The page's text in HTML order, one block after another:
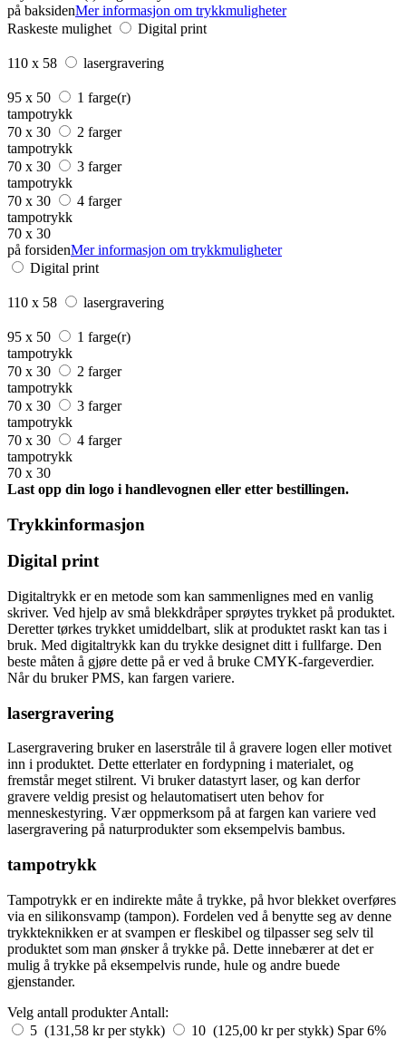
på baksidenMer informasjon om trykkmuligheter
Raskeste mulighet
Digital print
110 x 58 lasergravering
95 x 50
1 farge(r)
tampotrykk
70 x 30
2 farger
tampotrykk
70 x 30
3 farger
tampotrykk
70 x 30
4 farger
tampotrykk
70 x 30
på forsidenMer informasjon om trykkmuligheter
Digital print
110 x 58 lasergravering
95 x 50
1 farge(r)
tampotrykk
70 x 30
2 farger
tampotrykk
70 x 30
3 farger
tampotrykk
70 x 30
4 farger
tampotrykk
70 x 30
Last opp din logo i handlevognen eller etter bestillingen.
Trykkinformasjon
Digital print
Digitaltrykk er en metode som kan sammenlignes med en vanlig
skriver. Ved hjelp av små blekkdråper sprøytes trykket på produktet.
Deretter tørkes trykket umiddelbart, slik at produktet raskt kan tas i
bruk. Med digitaltrykk kan du trykke designet ditt i fullfarge. Den
beste måten å gjøre dette på er ved å bruke CMYK-fargeverdier.
Når du bruker PMS, kan fargen variere.
lasergravering
Lasergravering bruker en laserstråle til å gravere logen eller motivet
inn i produktet. Dette etterlater en fordypning i materialet, og
fremstår meget stilrent. Vi bruker datastyrt laser, og kan derfor
gravere veldig presist og helautomatisert uten behov for
menneskestyring. Vær oppmerksom på at fargen kan variere ved
lasergravering på naturprodukter som eksempelvis bambus.
tampotrykk
Tampotrykk er en indirekte måte å trykke, på hvor blekket overføres
via en silikonsvamp (tampon). Fordelen ved å benytte seg av denne
trykkteknikken er at svampen er fleskibel og tilpasser seg selv til
produktet som man ønsker å trykke på. Dette innebærer at det er
mulig å trykke på eksempelvis runde, hule og andre buede
gjenstander.
Velg antall produkter Antall:
5 (131,58 kr per stykk)
10 (125,00 kr per stykk) Spar 6%